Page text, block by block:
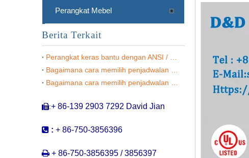
Perangkat Mebel
Berita Terkait
:+ 86-139 2903 7292 David Jian
 : + 86-750-3856396
 + 86-750-3856395 / 3856397